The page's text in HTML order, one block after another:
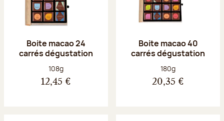
Boite macao 24
carrés dégustation
Poids net :
108g
12,45 €
Boite macao 40
carrés dégustation
Poids net :
180g
20,35 €